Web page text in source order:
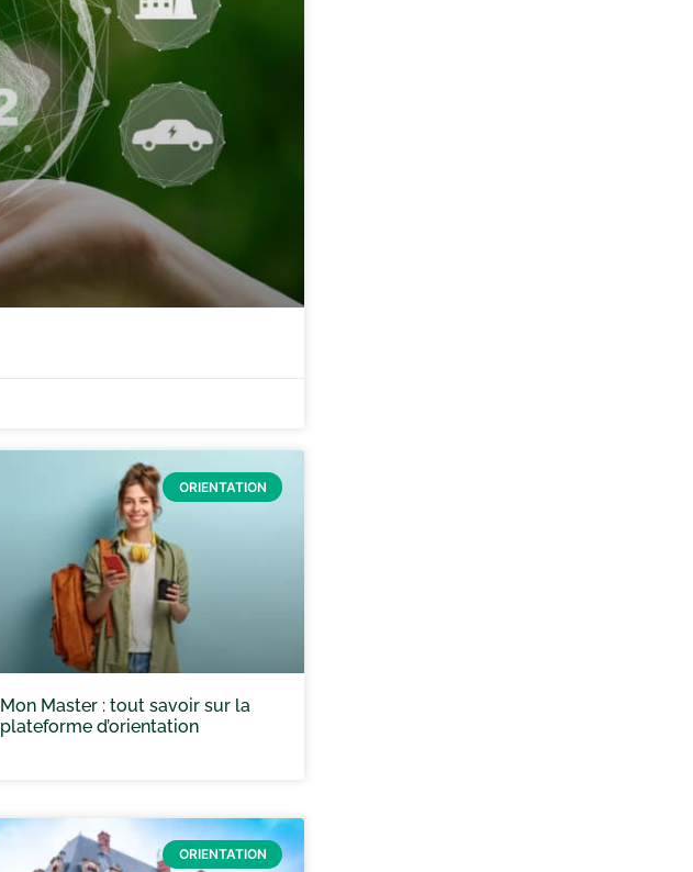
ORIENTATION
Mon Master : tout savoir sur la
plateforme d’orientation
ORIENTATION